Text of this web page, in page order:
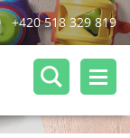
+420 518 329 819